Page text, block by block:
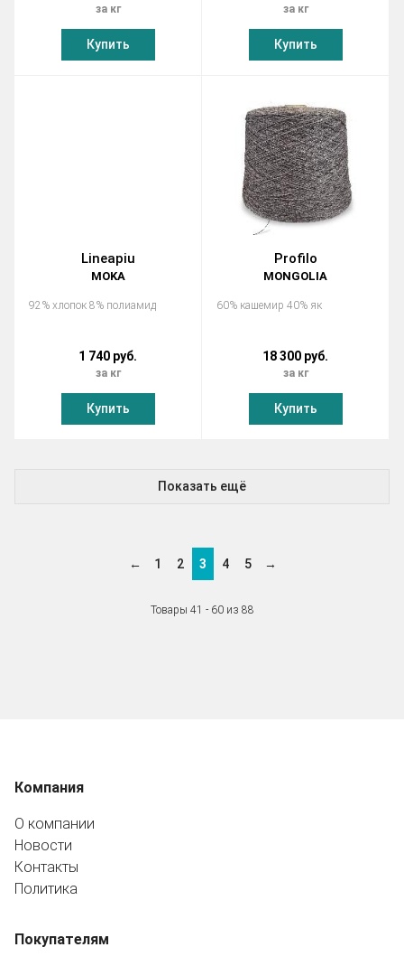
за кг
Купить
за кг
Купить
Lineapiu
MOKA
92% хлопок 8% полиамид
1 740 руб.
за кг
Купить
Profilo
MONGOLIA
60% кашемир 40% як
18 300 руб.
за кг
Купить
Показать ещё
Товары 41 - 60 из 88
← 1 2 3 4 5 →
Компания
О компании
Новости
Контакты
Политика
Покупателям